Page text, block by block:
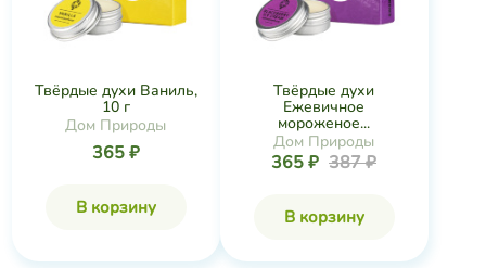
Твёрдые духи Ваниль,
10 г
Дом Природы
365 ₽
В корзину
Твёрдые духи
Ежевичное
мороженое...
Дом Природы
365 ₽ 387 ₽
В корзину